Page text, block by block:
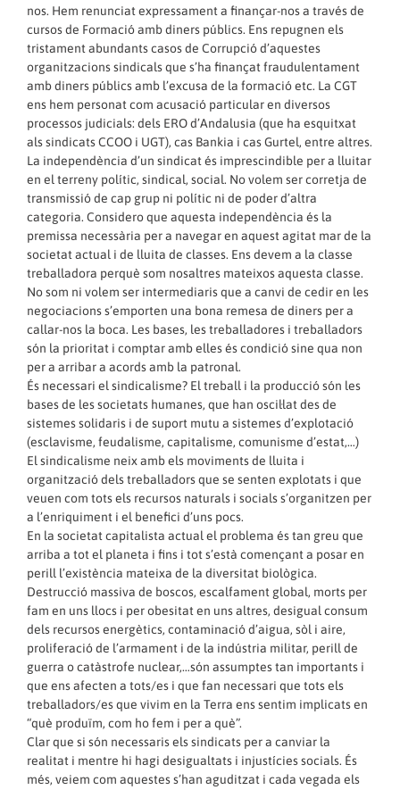
nos. Hem renunciat expressament a finançar-nos a través de
cursos de Formació amb diners públics. Ens repugnen els
tristament abundants casos de Corrupció d’aquestes
organitzacions sindicals que s’ha finançat fraudulentament
amb diners públics amb l’excusa de la formació etc. La CGT
ens hem personat com acusació particular en diversos
processos judicials: dels ERO d’Andalusia (que ha esquitxat
als sindicats CCOO i UGT), cas Bankia i cas Gurtel, entre altres.
La independència d’un sindicat és imprescindible per a lluitar
en el terreny polític, sindical, social. No volem ser corretja de
transmissió de cap grup ni polític ni de poder d’altra
categoria. Considero que aquesta independència és la
premissa necessària per a navegar en aquest agitat mar de la
societat actual i de lluita de classes. Ens devem a la classe
treballadora perquè som nosaltres mateixos aquesta classe.
No som ni volem ser intermediaris que a canvi de cedir en les
negociacions s’emporten una bona remesa de diners per a
callar-nos la boca. Les bases, les treballadores i treballadors
són la prioritat i comptar amb elles és condició sine qua non
per a arribar a acords amb la patronal.
És necessari el sindicalisme? El treball i la producció són les
bases de les societats humanes, que han oscil·lat des de
sistemes solidaris i de suport mutu a sistemes d’explotació
(esclavisme, feudalisme, capitalisme, comunisme d’estat,…)
El sindicalisme neix amb els moviments de lluita i
organització dels treballadors que se senten explotats i que
veuen com tots els recursos naturals i socials s’organitzen per
a l’enriquiment i el benefici d’uns pocs.
En la societat capitalista actual el problema és tan greu que
arriba a tot el planeta i fins i tot s’està començant a posar en
perill l’existència mateixa de la diversitat biològica.
Destrucció massiva de boscos, escalfament global, morts per
fam en uns llocs i per obesitat en uns altres, desigual consum
dels recursos energètics, contaminació d’aigua, sòl i aire,
proliferació de l’armament i de la indústria militar, perill de
guerra o catàstrofe nuclear,…són assumptes tan importants i
que ens afecten a tots/es i que fan necessari que tots els
treballadors/es que vivim en la Terra ens sentim implicats en
“què produïm, com ho fem i per a què”.
Clar que si són necessaris els sindicats per a canviar la
realitat i mentre hi hagi desigualtats i injustícies socials. És
més, veiem com aquestes s’han aguditzat i cada vegada els